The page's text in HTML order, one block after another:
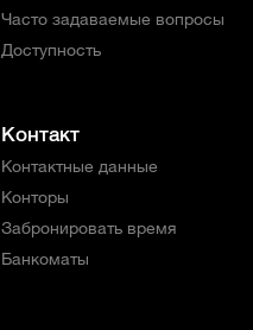
Часто задаваемые вопросы
Доступность
Контакт
Контактные данные
Конторы
Забронировать время
Банкоматы